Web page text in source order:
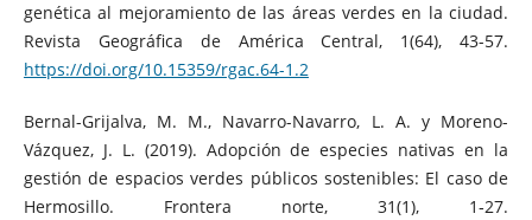
genética al mejoramiento de las áreas verdes en la ciudad.
Revista Geográfica de América Central, 1(64), 43-57.
https://doi.org/10.15359/rgac.64-1.2
Bernal-Grijalva, M. M., Navarro-Navarro, L. A. y Moreno-
Vázquez, J. L. (2019). Adopción de especies nativas en la
gestión de espacios verdes públicos sostenibles: El caso de
Hermosillo. Frontera norte, 31(1), 1‑27.